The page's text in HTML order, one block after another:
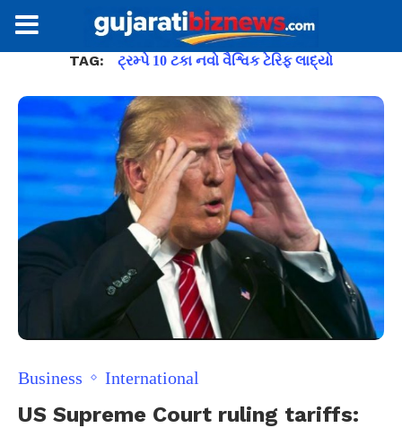
TAG: ટ્રમ્પે 10 ટકા નવો વૈશ્વિક ટેરિફ લાદ્યો
Business International
US Supreme Court ruling tariffs: